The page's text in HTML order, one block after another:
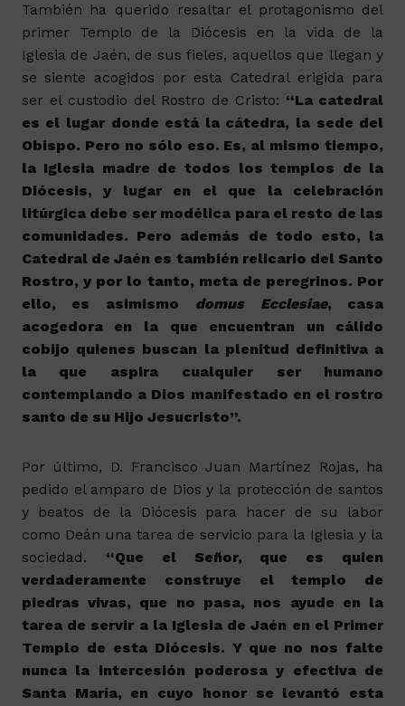
También ha querido resaltar el protagonismo del
primer Templo de la Diócesis en la vida de la
Iglesia de Jaén, de sus fieles, aquellos que llegan y
se siente acogidos por esta Catedral erigida para
ser el custodio del Rostro de Cristo: “La catedral
es el lugar donde está la cátedra, la sede del
Obispo. Pero no sólo eso. Es, al mismo tiempo,
la Iglesia madre de todos los templos de la
Diócesis, y lugar en el que la celebración
litúrgica debe ser modélica para el resto de las
comunidades. Pero además de todo esto, la
Catedral de Jaén es también relicario del Santo
Rostro, y por lo tanto, meta de peregrinos. Por
ello, es asimismo domus Ecclesiae, casa
acogedora en la que encuentran un cálido
cobijo quienes buscan la plenitud definitiva a
la que aspira cualquier ser humano
contemplando a Dios manifestado en el rostro
santo de su Hijo Jesucristo”.
Por último, D. Francisco Juan Martínez Rojas, ha
pedido el amparo de Dios y la protección de santos
y beatos de la Diócesis para hacer de su labor
como Deán una tarea de servicio para la Iglesia y la
sociedad. “Que el Señor, que es quien
verdaderamente construye el templo de
piedras vivas, que no pasa, nos ayude en la
tarea de servir a la Iglesia de Jaén en el Primer
Templo de esta Diócesis. Y que no nos falte
nunca la intercesión poderosa y efectiva de
Santa María, en cuyo honor se levantó esta